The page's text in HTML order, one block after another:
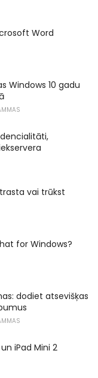
Word
Windows 10 gadu
vai trūkst
for Windows?
dodiet atsevišķas
iPad Mini 2